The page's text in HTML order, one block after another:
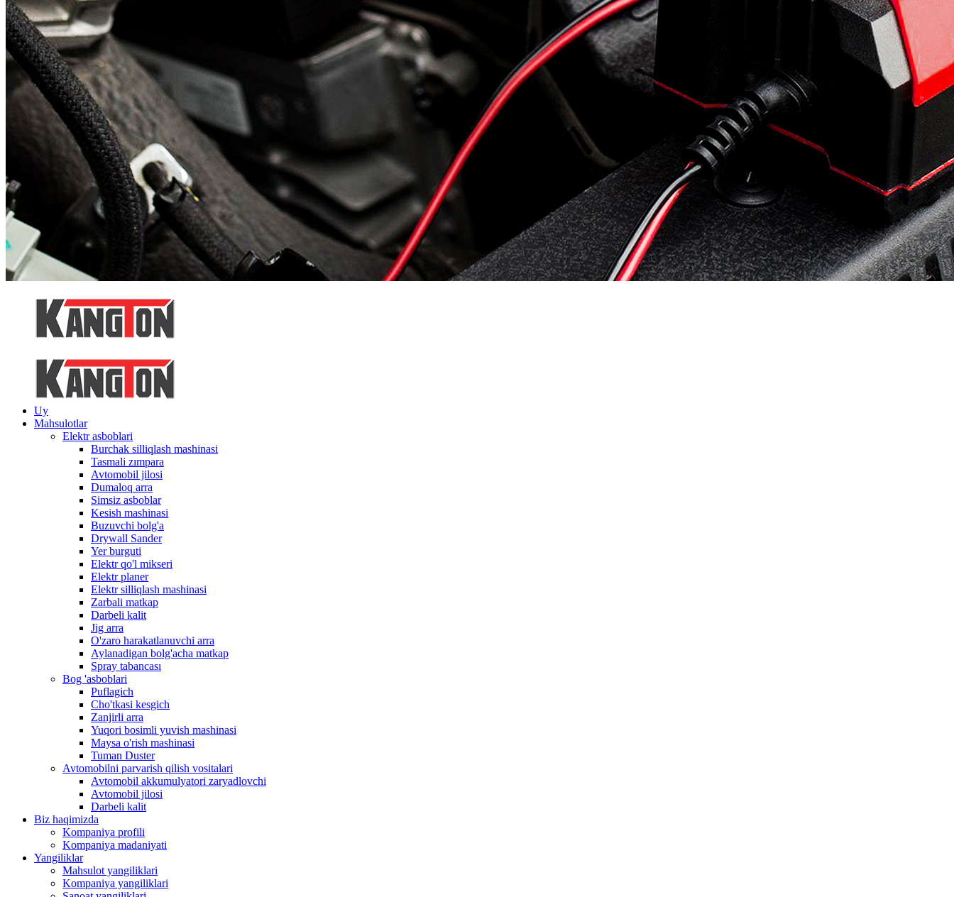
Uy
Mahsulotlar
Elektr asboblari
Burchak silliqlash mashinasi
Tasmali zımpara
Avtomobil jilosi
Dumaloq arra
Simsiz asboblar
Kesish mashinasi
Buzuvchi bolg'a
Drywall Sander
Yer burguti
Elektr qo'l mikseri
Elektr planer
Elektr silliqlash mashinasi
Zarbali matkap
Darbeli kalit
Jig arra
O'zaro harakatlanuvchi arra
Aylanadigan bolg'acha matkap
Spray tabancası
Bog 'asboblari
Puflagich
Cho'tkasi kesgich
Zanjirli arra
Yuqori bosimli yuvish mashinasi
Maysa o'rish mashinasi
Tuman Duster
Avtomobilni parvarish qilish vositalari
Avtomobil akkumulyatori zaryadlovchi
Avtomobil jilosi
Darbeli kalit
Biz haqimizda
Kompaniya profili
Kompaniya madaniyati
Yangiliklar
Mahsulot yangiliklari
Kompaniya yangiliklari